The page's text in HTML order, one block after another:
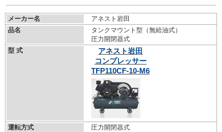
メーカー名
アネスト岩田
品名
タンクマウント型（無給油式）
圧力開閉器式
型 式
アネスト岩田
コンプレッサー
TFP110CF-10-M6
運転方式
圧力開閉器式